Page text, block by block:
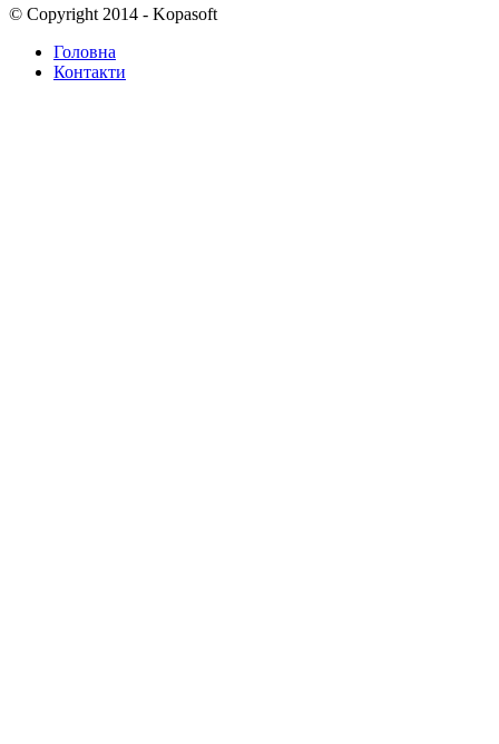
© Copyright 2014 - Kopasoft
Головна
Контакти